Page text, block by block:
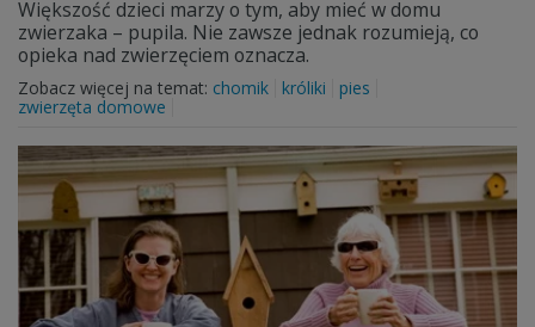
Większość dzieci marzy o tym, aby mieć w domu
zwierzaka – pupila. Nie zawsze jednak rozumieją, co
opieka nad zwierzęciem oznacza.
Zobacz więcej na temat: chomik króliki
pies
zwierzęta domowe